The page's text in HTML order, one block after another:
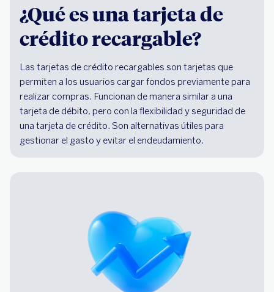
¿Qué es una tarjeta de
crédito recargable?
Las tarjetas de crédito recargables son tarjetas que
permiten a los usuarios cargar fondos previamente para
realizar compras. Funcionan de manera similar a una
tarjeta de débito, pero con la flexibilidad y seguridad de
una tarjeta de crédito. Son alternativas útiles para
gestionar el gasto y evitar el endeudamiento.